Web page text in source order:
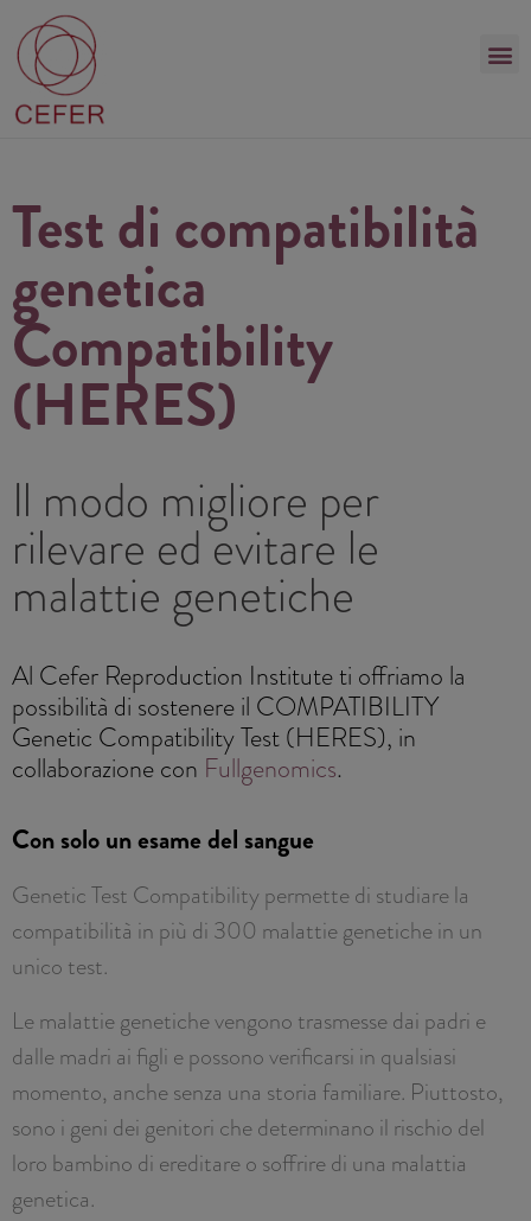
Test di compatibilità
genetica
Compatibility
(HERES)
Il modo migliore per
rilevare ed evitare le
malattie genetiche
Al Cefer Reproduction Institute ti offriamo la
possibilità di sostenere il COMPATIBILITY
Genetic Compatibility Test (HERES), in
collaborazione con Fullgenomics.
Con solo un esame del sangue
Genetic Test Compatibility permette di studiare la
compatibilità in più di 300 malattie genetiche in un
unico test.
Le malattie genetiche vengono trasmesse dai padri e
dalle madri ai figli e possono verificarsi in qualsiasi
momento, anche senza una storia familiare. Piuttosto,
sono i geni dei genitori che determinano il rischio del
loro bambino di ereditare o soffrire di una malattia
genetica.